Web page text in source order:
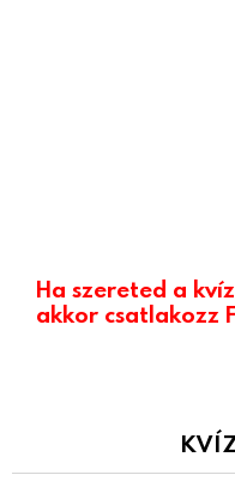
Ha szereted a
akkor csatlakozz